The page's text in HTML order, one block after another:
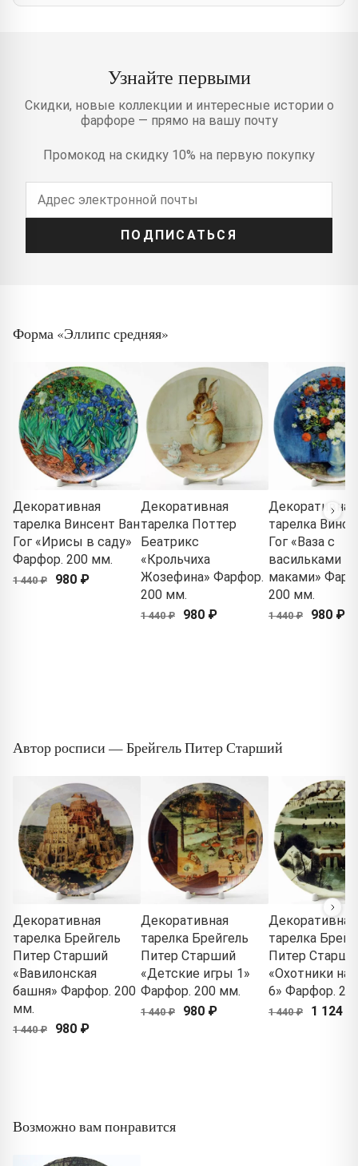
Узнайте первыми
Скидки, новые коллекции и интересные истории о
фарфоре — прямо на вашу почту
Промокод на скидку 10% на первую покупку
ПОДПИСАТЬСЯ
Форма «Эллипс средняя»
Декоративная
тарелка Винсент Ван
Гог «Ирисы в саду»
Фарфор. 200 мм.
1 440 ₽ 980 ₽
Декоративная
тарелка Поттер
Беатрикс
«Крольчиха
Жозефина» Фарфор.
200 мм.
1 440 ₽ 980 ₽
Декоративная
тарелка
Гог «Ваза с
васильками и
маками»
200 мм.
1 440 ₽ 980 ₽
Автор росписи — Брейгель Питер Старший
Декоративная
тарелка Брейгель
Питер Старший
«Вавилонская
башня» Фарфор. 200
мм.
1 440 ₽ 980 ₽
Декоративная
тарелка Брейгель
Питер Старший
«Детские игры 1»
Фарфор. 200 мм.
1 440 ₽ 980 ₽
Декоративная
тарелка
Питер
«Охотники на
6» Фарфор.
1 440 ₽ 1 124 ₽
Возможно вам понравится